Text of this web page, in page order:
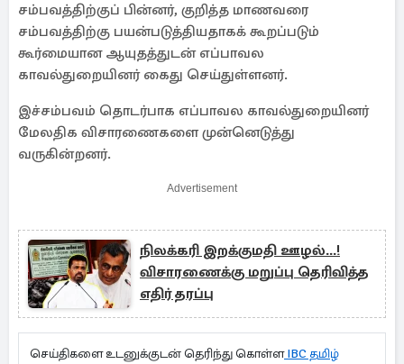
சம்பவத்திற்குப் பின்னர், குறித்த மாணவரை
சம்பவத்திற்கு பயன்படுத்தியதாகக் கூறப்படும்
கூர்மையான ஆயுதத்துடன் எப்பாவல
காவல்துறையினர் கைது செய்துள்ளனர்.
இச்சம்பவம் தொடர்பாக எப்பாவல காவல்துறையினர்
மேலதிக விசாரணைகளை முன்னெடுத்து
வருகின்றனர்.
Advertisement
நிலக்கரி இறக்குமதி ஊழல்...!
விசாரணைக்கு மறுப்பு தெரிவித்த
எதிர் தரப்பு
செய்திகளை உடனுக்குடன் தெரிந்து கொள்ளIBC தமிழ்